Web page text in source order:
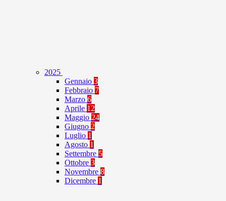
2025
Gennaio 3
Febbraio 7
Marzo 6
Aprile 12
Maggio 24
Giugno 2
Luglio 1
Agosto 1
Settembre 5
Ottobre 3
Novembre 8
Dicembre 1